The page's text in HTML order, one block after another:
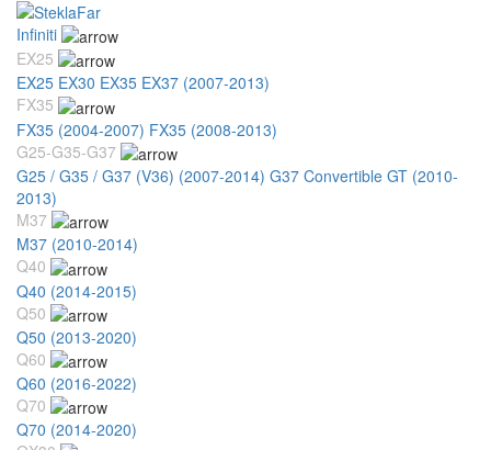
Infiniti
EX25
EX25 EX30 EX35 EX37 (2007-2013)
FX35
FX35 (2004-2007) FX35 (2008-2013)
G25-G35-G37
G25 / G35 / G37 (V36) (2007-2014) G37 Convertible GT (2010-
2013)
M37
M37 (2010-2014)
Q40
Q40 (2014-2015)
Q50
Q50 (2013-2020)
Q60
Q60 (2016-2022)
Q70
Q70 (2014-2020)